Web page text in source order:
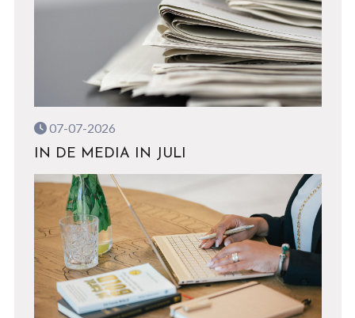
07-07-2026
IN DE MEDIA IN JULI